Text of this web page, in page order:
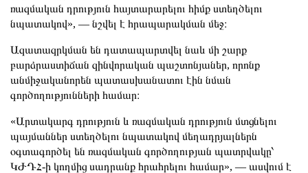
ռազմական դրություն հայտարարելու հիմք ստեղծելու
նպատակով», — նշվել է հրապարակման մեջ։
Ազատազրկման են դատապարտվել նաև մի շարք
բարձրաստիճան զինվորական պաշտոնյաներ, որոնք
անմիջականորեն պատասխանատու էին նման
գործողությունների համար։
«Արտակարգ դրություն և ռազմական դրություն մտցնելու
պայմաններ ստեղծելու նպատակով մեղադրյալներն
օգտագործել են ռազմական գործողության պատրվակը՝
ԿԺԴՀ-ի կողմից սադրանք հրահրելու համար», — ասվում է